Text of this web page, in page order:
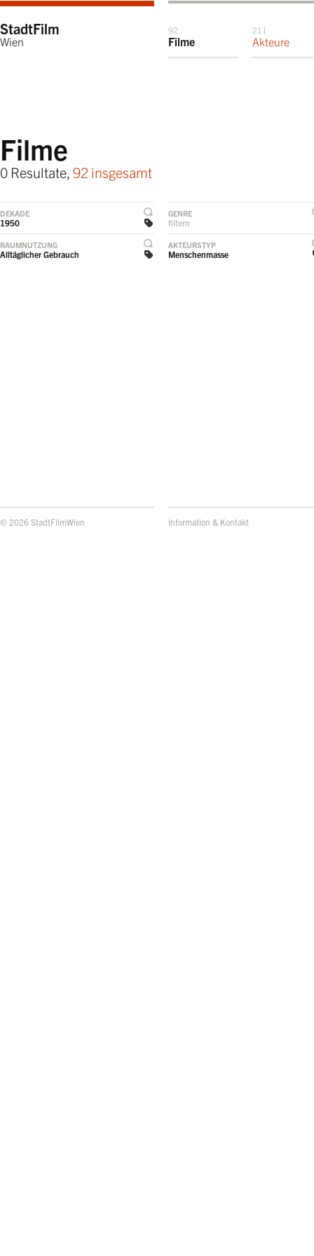
StadtFilm
Wien
92
Filme
211
Akteure
Filme
0 Resultate, 92 insgesamt
DEKADE
1950
GENRE
filtern
RAUMNUTZUNG
Alltäglicher Gebrauch
AKTEURSTYP
Menschenmasse
© 2026 StadtFilmWien Information & Kontakt